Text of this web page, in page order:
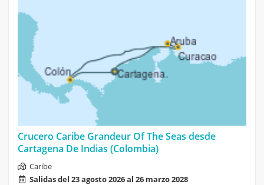
Crucero Caribe Grandeur Of The Seas desde
Cartagena De Indias (Colombia)
Caribe
Salidas del 23 agosto 2026 al 26 marzo 2028